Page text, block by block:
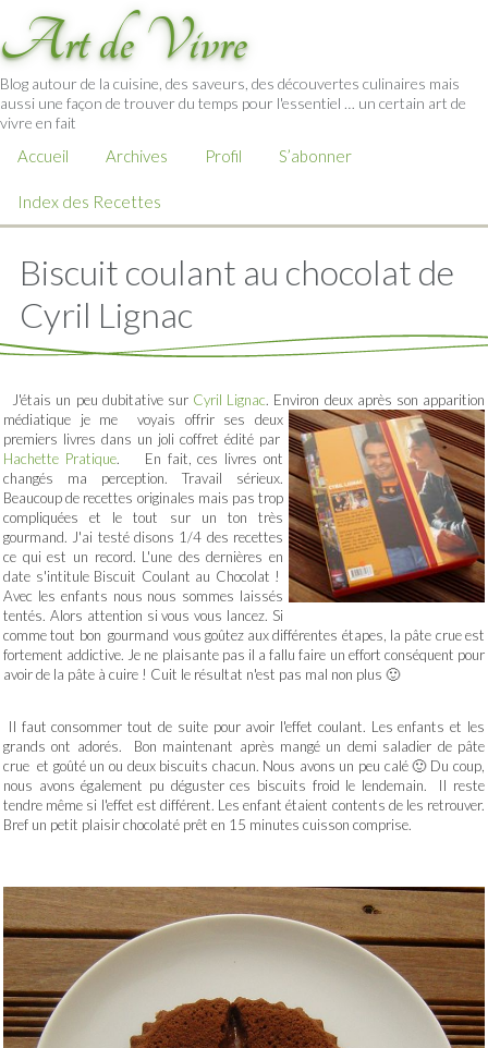
Art de Vivre
Blog autour de la cuisine, des saveurs, des découvertes culinaires mais
aussi une façon de trouver du temps pour l'essentiel … un certain art de
vivre en fait
Accueil Archives Profil S’abonner
Index des Recettes
Biscuit coulant au chocolat de
Cyril Lignac
J'étais un peu dubitative sur Cyril Lignac. Environ deux après son apparition
médiatique je me voyais offrir ses deux
premiers livres dans un joli coffret édité par
Hachette Pratique. En fait, ces livres ont
changés ma perception. Travail sérieux.
Beaucoup de recettes originales mais pas trop
compliquées et le tout sur un ton très
gourmand. J'ai testé disons 1/4 des recettes
ce qui est un record. L'une des dernières en
date s'intitule Biscuit Coulant au Chocolat !
Avec les enfants nous nous sommes laissés
tentés. Alors attention si vous vous lancez. Si
comme tout bon gourmand vous goûtez aux différentes étapes, la pâte crue est
fortement addictive. Je ne plaisante pas il a fallu faire un effort conséquent pour
avoir de la pâte à cuire ! Cuit le résultat n'est pas mal non plus 🙂
Il faut consommer tout de suite pour avoir l'effet coulant. Les enfants et les
grands ont adorés. Bon maintenant après mangé un demi saladier de pâte
crue et goûté un ou deux biscuits chacun. Nous avons un peu calé 🙂 Du coup,
nous avons également pu déguster ces biscuits froid le lendemain. Il reste
tendre même si l'effet est différent. Les enfant étaient contents de les retrouver.
Bref un petit plaisir chocolaté prêt en 15 minutes cuisson comprise.